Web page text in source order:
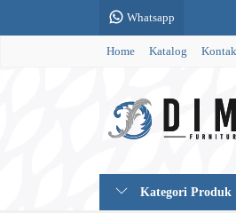
Whatsapp
Home Katalog
Kategori Produk